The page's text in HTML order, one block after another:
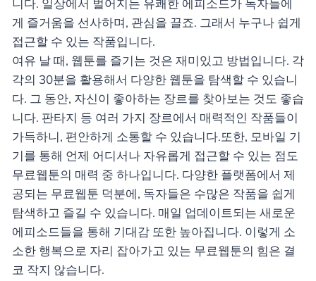
니다. 일상에서 벌어지는 유쾌한 에피소드가 독자들에
게 즐거움을 선사하며, 관심을 끌죠. 그래서 누구나 쉽게
접근할 수 있는 작품입니다.
여유 날 때, 웹툰를 즐기는 것은 재미있고 방법입니다. 각
각의 30분을 활용해서 다양한 웹툰을 탐색할 수 있습니
다. 그 동안, 자신이 좋아하는 장르를 찾아보는 것도 좋습
니다. 판타지 등 여러 가지 장르에서 매력적인 작품들이
가득하니, 편안하게 소통할 수 있습니다.또한, 모바일 기
기를 통해 언제 어디서나 자유롭게 접근할 수 있는 점도
무료웹툰의 매력 중 하나입니다. 다양한 플랫폼에서 제
공되는 무료웹툰 덕분에, 독자들은 수많은 작품을 쉽게
탐색하고 즐길 수 있습니다. 매일 업데이트되는 새로운
에피소드들을 통해 기대감 또한 높아집니다. 이렇게 소
소한 행복으로 자리 잡아가고 있는 무료웹툰의 힘은 결
코 작지 않습니다.